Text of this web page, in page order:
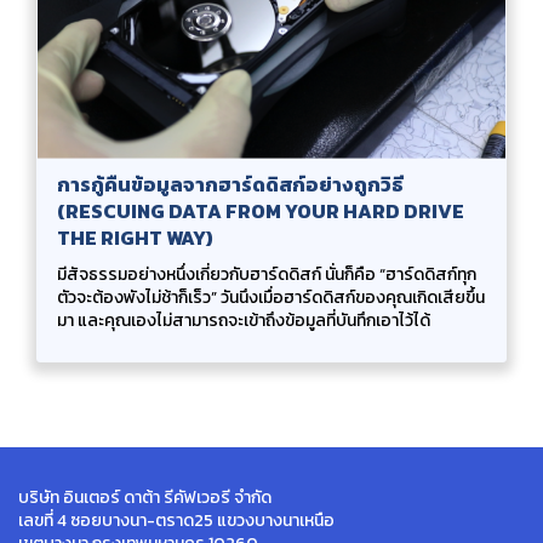
การกู้คืนข้อมูลจากฮาร์ดดิสก์อย่างถูกวิธี
(RESCUING DATA FROM YOUR HARD DRIVE
THE RIGHT WAY)
มีสัจธรรมอย่างหนึ่งเกี่ยวกับฮาร์ดดิสก์ นั่นก็คือ “ฮาร์ดดิสก์ทุก
ตัวจะต้องพังไม่ช้าก็เร็ว” วันนึงเมื่อฮาร์ดดิสก์ของคุณเกิดเสียขึ้น
มา และคุณเองไม่สามารถจะเข้าถึงข้อมูลที่บันทึกเอาไว้ได้
บริษัท อินเตอร์ ดาต้า รีคัฟเวอรี จำกัด
เลขที่ 4 ซอยบางนา-ตราด25 แขวงบางนาเหนือ